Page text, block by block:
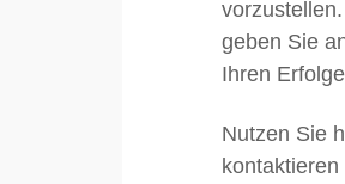
geben Sie
Ihren
Nutzen Sie